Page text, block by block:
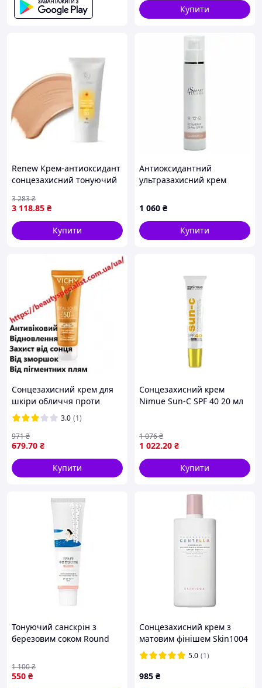
Купити
Renew Крем-антиоксидант
сонцезахисний тонуючий
SPF 30 DEMI MAKE UP 80 мл
3 118.85 ₴
3 283₴
Купити
Антиоксидантний
ультразахисний крем
QC Sunblock Oil-Free SPF 80
50мл
1 060 ₴
Купити
Сонцезахисний крем для
шкіри обличчя проти
пігментних плям SPF50+
Vichy Capital Soleil Anti-
Taches Anti-Dark
3.0 (1)
679.70 ₴
971₴
Купити
Сонцезахисний крем
Nimue Sun-C SPF 40 20 мл
1 022.20 ₴
1 076₴
Купити
Тонуючий санскрін з
березовим соком Round
Tone Up Sunscreen Spf 50+
Pa++++ 50 мл
550 ₴
1 100₴
Сонцезахисний крем з
матовим фінішем Skin1004
Madagascar Centella
Poremising Velvet Finish
Sunscreen, 50 мл
5.0 (1)
985 ₴